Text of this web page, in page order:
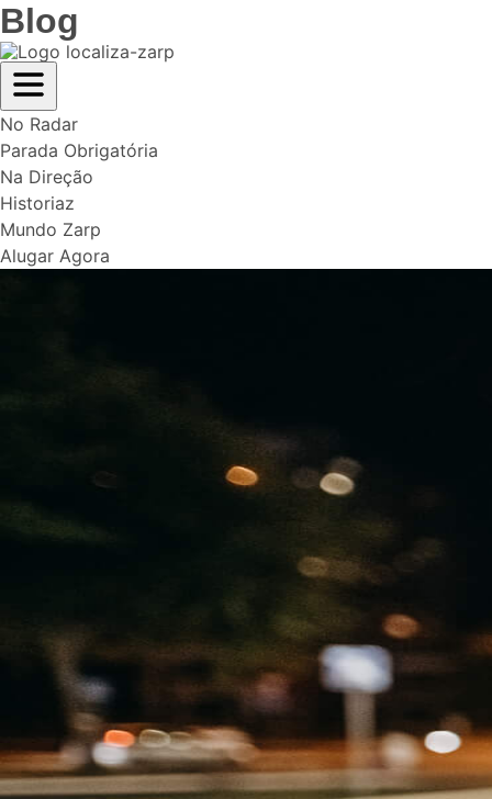
Blog
No Radar
Parada Obrigatória
Na Direção
Historiaz
Mundo Zarp
Alugar Agora